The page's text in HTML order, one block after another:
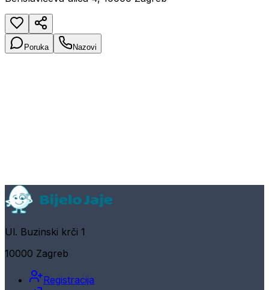
Poruka Nazovi
Ul. Buzinski krči 1
10000 Zagreb
Registracija